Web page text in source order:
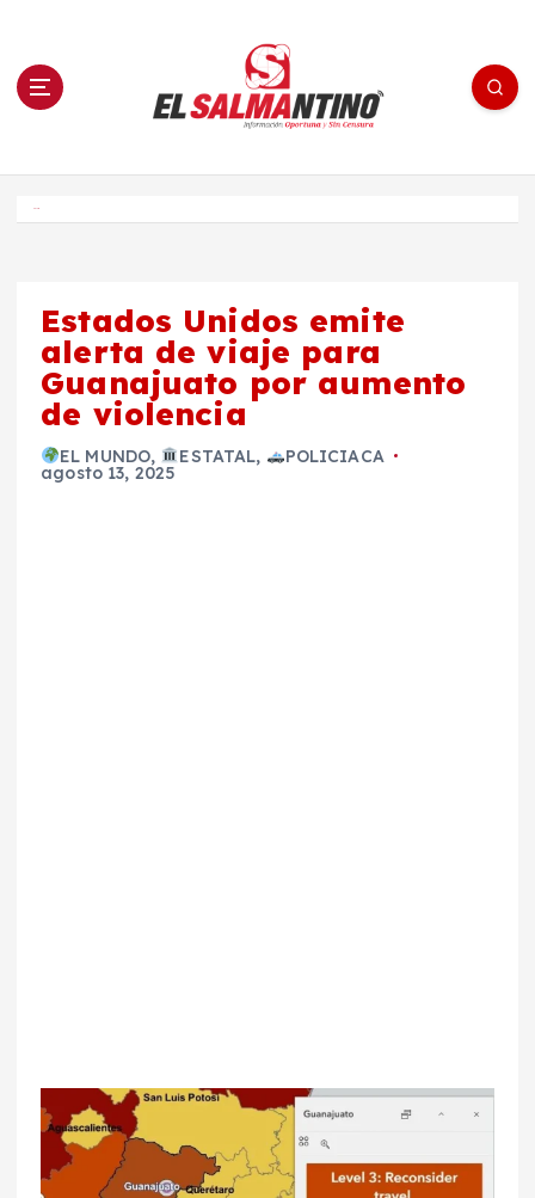
n El Salmantino - medios/noticias/editorial
Estados Unidos emite
alerta de viaje para
Guanajuato por aumento
de violencia
EL MUNDO, ESTATAL, POLICIACA
agosto 13, 2025